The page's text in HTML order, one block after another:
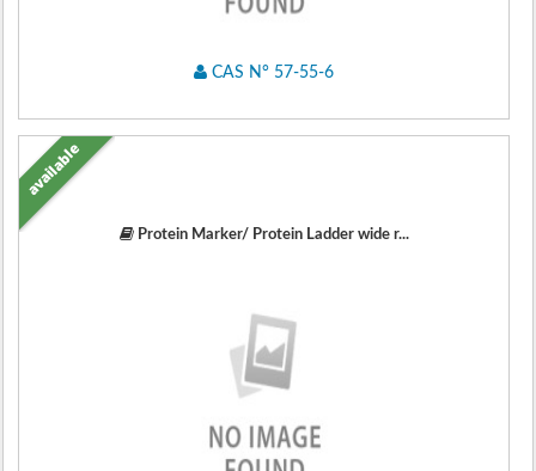
CAS N° 57-55-6
Protein Marker/ Protein Ladder wide r...
available